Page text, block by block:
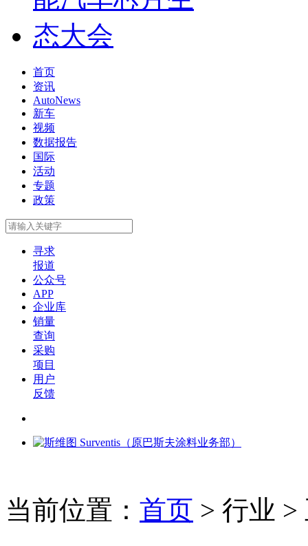
首页
资讯
AutoNews
新车
视频
数据报告
国际
活动
专题
政策
寻求
报道
公众号
APP
企业库
销量
查询
采购
项目
用户
反馈
当前位置： 首页 > 行业 >